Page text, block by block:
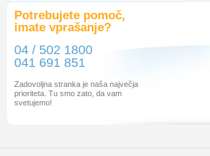
Potrebujete pomoč,
imate vprašanje?
04 / 502 1800
041 691 851
Zadovoljna stranka je naša največja
prioriteta. Tu smo zato, da vam
svetujemo!